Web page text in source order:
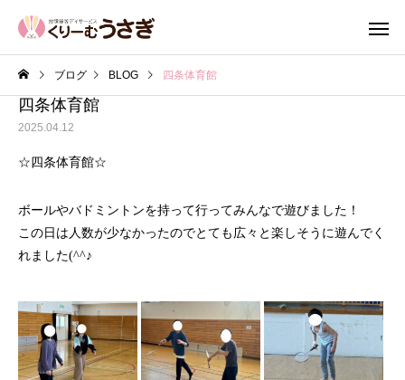
ブログ BLOG 四条体育館
四条体育館
2025.04.12
☆四条体育館☆
ボールやバドミントンを持って行ってみんなで遊びました！
この日は人数が少なかったのでとても広々と楽しそうに遊んでく
れました(^^♪